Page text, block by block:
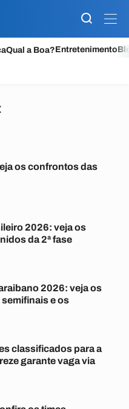
Qual a Boa?Entretenimento
os confrontos das
2026: veja os
da 2ª fase
2026: veja os
e os
classificados para a
garante vaga via